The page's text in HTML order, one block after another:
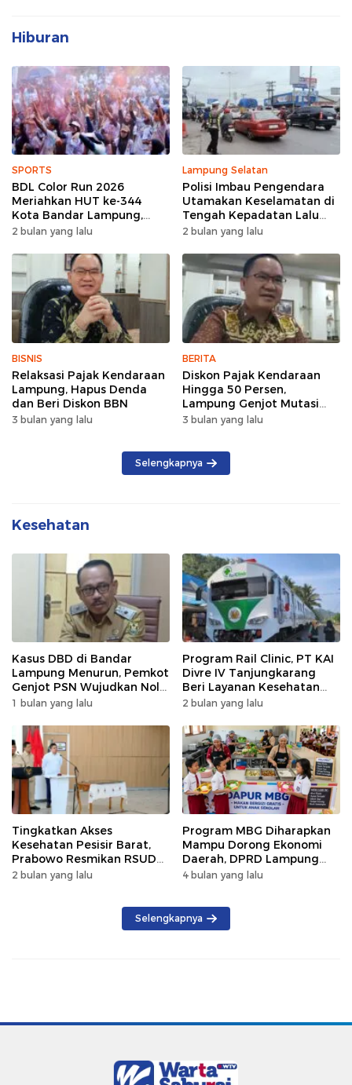
Hiburan
SPORTS
BDL Color Run 2026
Meriahkan HUT ke-344
Kota Bandar Lampung,
Wujud Semangat Sehat
2 bulan yang lalu
Lampung Selatan
Polisi Imbau Pengendara
Utamakan Keselamatan di
Tengah Kepadatan Lalu
Lintas Pagi Hari
2 bulan yang lalu
BISNIS
Relaksasi Pajak Kendaraan
Lampung, Hapus Denda
dan Beri Diskon BBN
3 bulan yang lalu
BERITA
Diskon Pajak Kendaraan
Hingga 50 Persen,
Lampung Genjot Mutasi
Kendaraan Luar Daerah
3 bulan yang lalu
Selengkapnya
Kesehatan
Kasus DBD di Bandar
Lampung Menurun, Pemkot
Genjot PSN Wujudkan Nol
Kematian
1 bulan yang lalu
Program Rail Clinic, PT KAI
Divre IV Tanjungkarang
Beri Layanan Kesehatan
Gratis 250 Warga
2 bulan yang lalu
Tingkatkan Akses
Kesehatan Pesisir Barat,
Prabowo Resmikan RSUD
KH Muhammad Thohir
2 bulan yang lalu
Program MBG Diharapkan
Mampu Dorong Ekonomi
Daerah, DPRD Lampung
Tekankan Pemanfaatan
4 bulan yang lalu
Selengkapnya